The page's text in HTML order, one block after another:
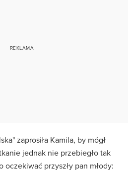
zaprosiła Kamila, by mógł
jednak nie przebiegło tak
oczekiwać przyszły pan młody: